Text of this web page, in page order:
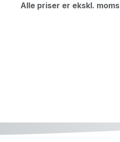
Alle priser er ekskl. moms